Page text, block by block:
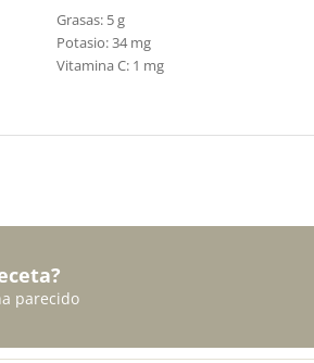
Grasas: 5g
Potasio:34 mg
Vitamina C: 1 mg
parecido